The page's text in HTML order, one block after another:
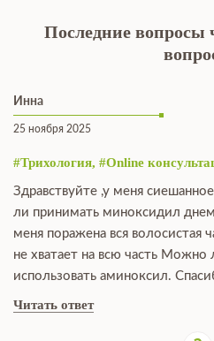
Последние вопросы
Инна
25 ноября 2025
#Трихология, #Online
Здравствуйте ,у меня
ли принимать миноксидил
меня поражена вся волосистая
не хватает на всю часть Можно
использовать аминоксил.
Читать ответ